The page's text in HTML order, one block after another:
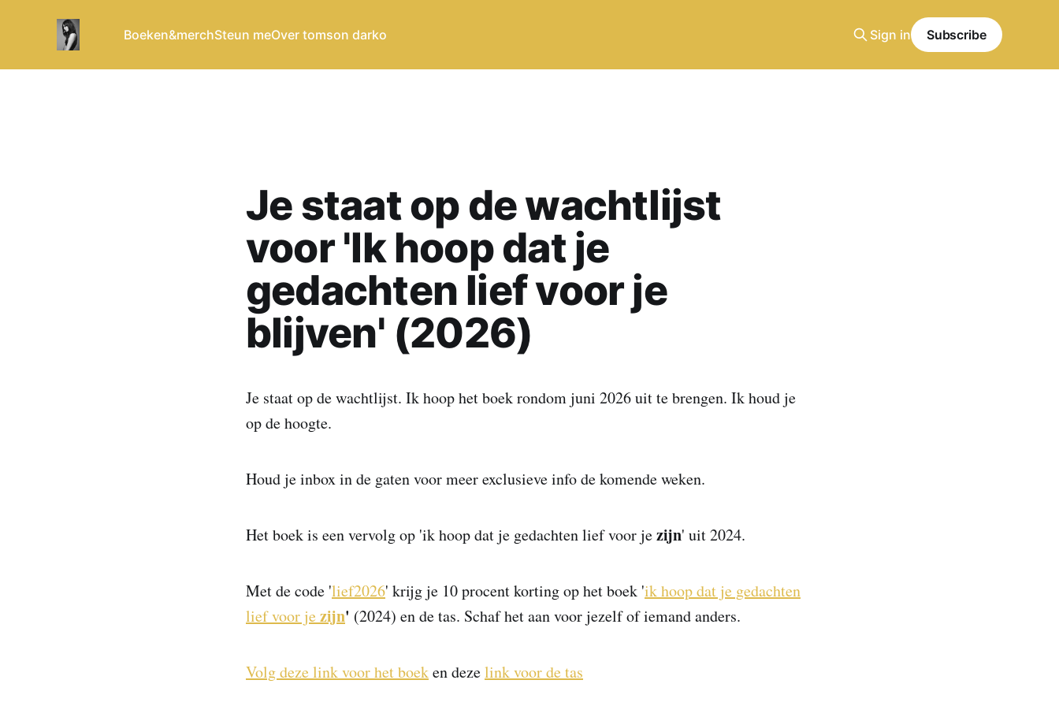
Boeken&merchSteun meOver tomson darko Sign in Subscribe
Je staat op de wachtlijst
voor 'Ik hoop dat je
gedachten lief voor je
blijven' (2026)
Je staat op de wachtlijst. Ik hoop het boek rondom juni 2026 uit te brengen. Ik houd je
op de hoogte.
Houd je inbox in de gaten voor meer exclusieve info de komende weken.
Het boek is een vervolg op 'ik hoop dat je gedachten lief voor jezijn' uit 2024.
Met de code 'lief2026' krijg je 10 procent korting op het boek 'ik hoop dat je gedachten
lief voor je zijn' (2024) en de tas. Schaf het aan voor jezelf of iemand anders.
Volg deze link voor het boeken dezelink voor de tas